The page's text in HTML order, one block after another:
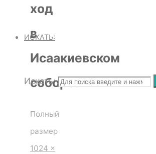
ИСКАТЬ:
Искать:
Исаакиевском
соборе.
ход
в
Исаакиевском
соборе.
Полный
размер
1024 ×